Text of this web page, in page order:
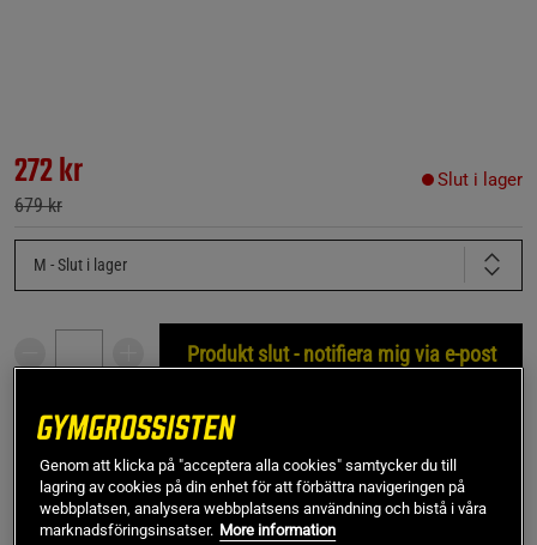
272 kr
679 kr
Slut i lager
M - Slut i lager
Produkt slut - notifiera mig via e-post
!
Denna produkt är tillfälligt slut i lager. Få en notifikation
SKU #VENUM-05360-005R | EAN 3611441816326
Genom att klicka på "acceptera alla cookies" samtycker du till
lagring av cookies på din enhet för att förbättra navigeringen på
webbplatsen, analysera webbplatsens användning och bistå i våra
marknadsföringsinsatser. More information